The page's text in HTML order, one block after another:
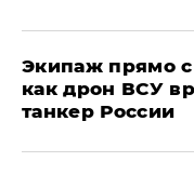
Экипаж прямо
как дрон ВСУ
танкер России